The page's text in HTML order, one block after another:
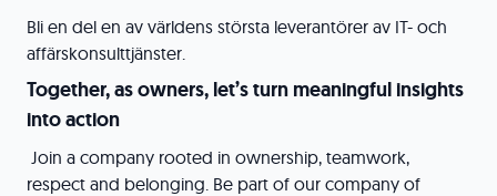
Bli en del en av världens största leverantörer av IT- och
affärskonsulttjänster.
Together, as owners, let’s turn meaningful insights
into action
Join a company rooted in ownership, teamwork,
respect and belonging. Be part of our company of